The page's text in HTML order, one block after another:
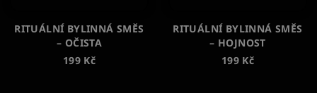
RITUÁLNÍ BYLINNÁ SMĚS
– OČISTA
199 Kč
RITUÁLNÍ BYLINNÁ SMĚS
– HOJNOST
199 Kč